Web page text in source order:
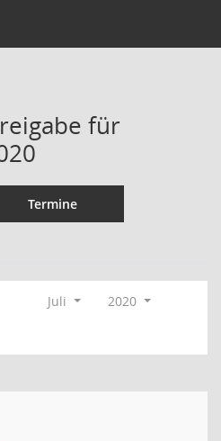
für
Termine
Juli
2020